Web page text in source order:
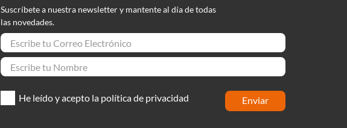
Suscríbete a nuestra newsletter y mantente al día de todas
las novedades.
He leído y acepto la política de privacidad enviar